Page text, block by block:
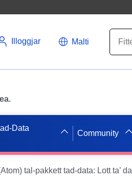
Illoggjar Malti
Data
Community